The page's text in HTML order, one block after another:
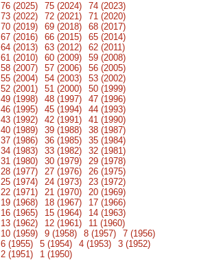
76 (2025) 75 (2024)
74 (2023)
73 (2022)
72 (2021)
71 (2020)
70 (2019)
69 (2018)
68 (2017)
67 (2016)
66 (2015)
65 (2014)
64 (2013)
63 (2012)
62 (2011)
61 (2010)
60 (2009)
59 (2008)
58 (2007)
57 (2006)
56 (2005)
55 (2004)
54 (2003)
53 (2002)
52 (2001)
51 (2000)
50 (1999)
49 (1998)
48 (1997)
47 (1996)
46 (1995)
45 (1994)
44 (1993)
43 (1992)
42 (1991)
41 (1990)
40 (1989)
39 (1988)
38 (1987)
37 (1986)
36 (1985)
35 (1984)
34 (1983)
33 (1982)
32 (1981)
31 (1980)
30 (1979)
29 (1978)
28 (1977)
27 (1976)
26 (1975)
25 (1974)
24 (1973)
23 (1972)
22 (1971)
21 (1970)
20 (1969)
19 (1968)
18 (1967)
17 (1966)
16 (1965)
15 (1964)
14 (1963)
13 (1962)
12 (1961)
11 (1960)
10 (1959)
9 (1958) 8 (1957)
7 (1956)
6 (1955)
5 (1954) 4 (1953)
3 (1952)
2 (1951)
1 (1950)